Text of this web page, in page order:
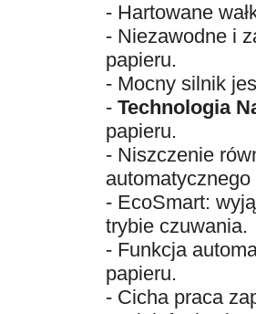
- Hartowane
- Niezawodne i
papieru.
- Mocny silnik
- Technologia
papieru.
- Niszczenie
- EcoSmart:
trybie czuwania.
- Funkcja
papieru.
- Cicha praca